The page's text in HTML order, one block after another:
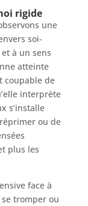
rigide
une
soi-
à un sens
atteinte
coupable de
interprète
s’installe
ou de
plus les
face à
tromper ou